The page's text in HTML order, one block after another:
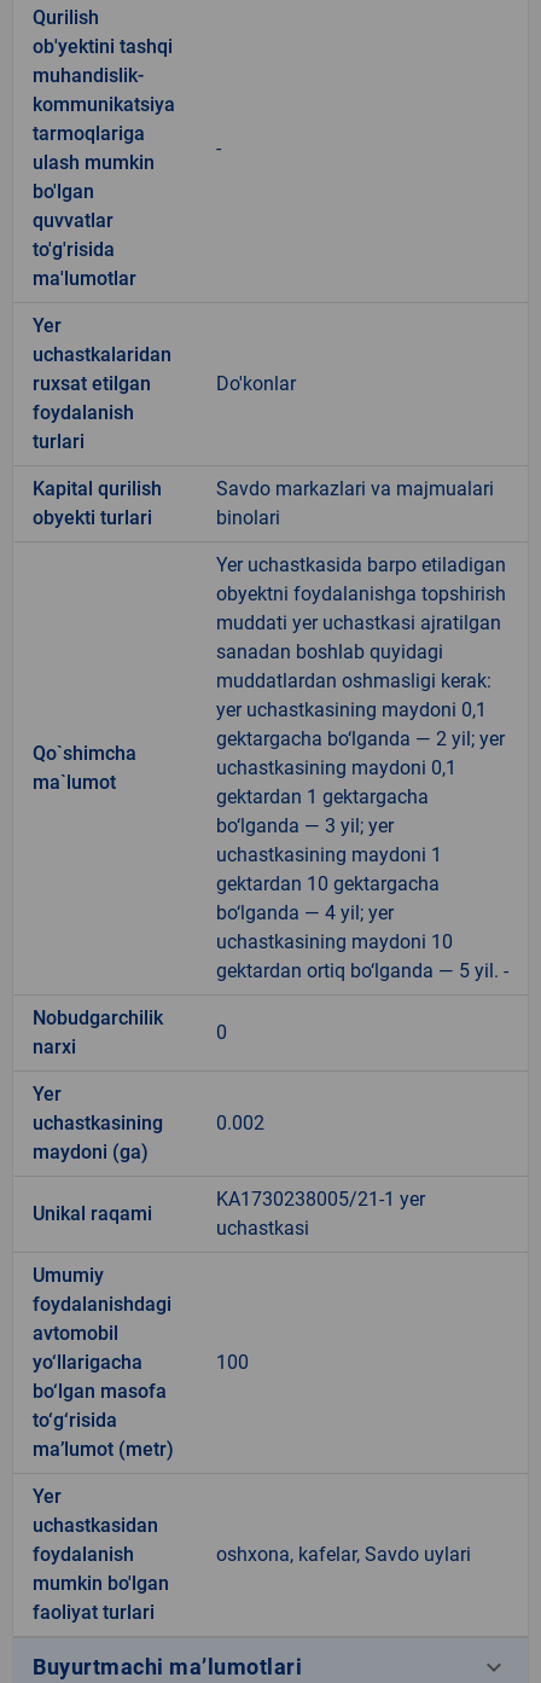
Qurilish
ob'yektini tashqi
muhandislik-
kommunikatsiya
tarmoqlariga
ulash mumkin
bo'lgan
quvvatlar
to'g'risida
ma'lumotlar
-
Yer
uchastkalaridan
ruxsat etilgan
foydalanish
turlari
Do'konlar
Kapital qurilish
obyekti turlari
Savdo markazlari va majmualari
binolari
Qo`shimcha
ma`lumot
Yer uchastkasida barpo etiladigan
obyektni foydalanishga topshirish
muddati yer uchastkasi ajratilgan
sanadan boshlab quyidagi
muddatlardan oshmasligi kerak:
yer uchastkasining maydoni 0,1
gektargacha bo‘lganda — 2 yil; yer
uchastkasining maydoni 0,1
gektardan 1 gektargacha
bo‘lganda — 3 yil; yer
uchastkasining maydoni 1
gektardan 10 gektargacha
bo‘lganda — 4 yil; yer
uchastkasining maydoni 10
gektardan ortiq bo‘lganda — 5 yil. -
Nobudgarchilik
narxi
0
Yer
uchastkasining
maydoni (ga)
0.002
Unikal raqami
KA1730238005/21-1 yer
uchastkasi
Umumiy
foydalanishdagi
avtomobil
yo‘llarigacha
bo‘lgan masofa
to‘g‘risida
ma’lumot (metr)
100
Yer
uchastkasidan
foydalanish
mumkin bo'lgan
faoliyat turlari
oshxona, kafelar, Savdo uylari
Buyurtmachi ma’lumotlari keyboard_arrow_down